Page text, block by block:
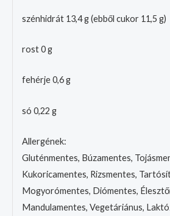
szénhidrát 13,4 g (ebből cukor 11,5 g)
rost 0 g
fehérje 0,6 g
só 0,22 g
Allergének:
Gluténmentes, Búzamentes,
Kukoricamentes, Rizsmentes,
Mogyorómentes, Diómentes,
Mandulamentes, Vegetáriánus,